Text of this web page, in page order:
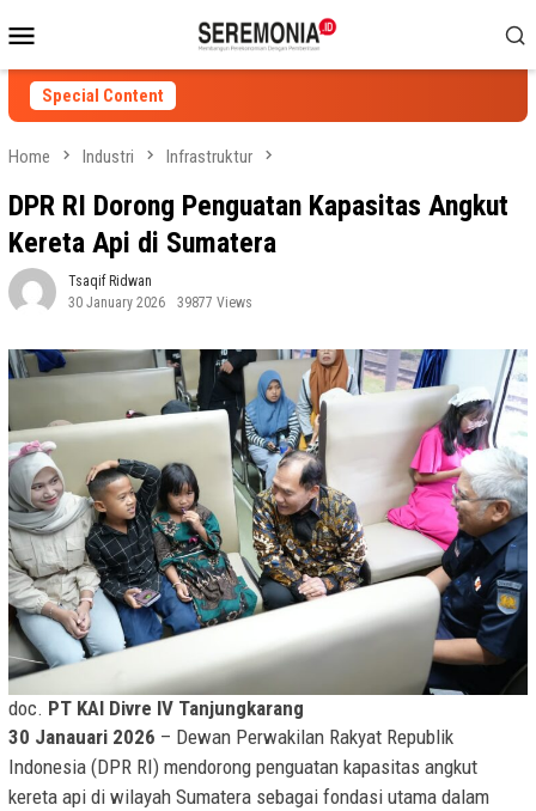
to
contentMenu
Special Content
Home Industri Infrastruktur
DPR RI Dorong Penguatan Kapasitas Angkut
Kereta Api di Sumatera
Tsaqif Ridwan
30 January 2026
39877 Views
doc. PT KAI Divre IV Tanjungkarang
30 Janauari 2026 – Dewan Perwakilan Rakyat Republik
Indonesia (DPR RI) mendorong penguatan kapasitas angkut
kereta api di wilayah Sumatera sebagai fondasi utama dalam